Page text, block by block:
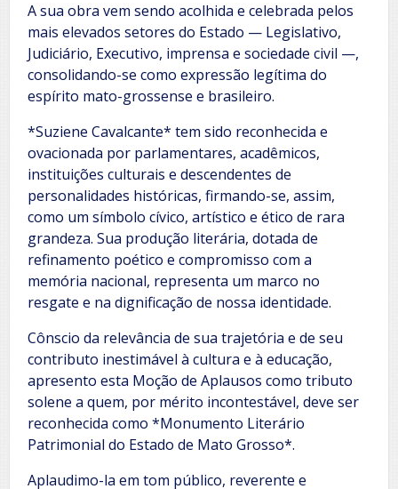
A sua obra vem sendo acolhida e celebrada pelos
mais elevados setores do Estado — Legislativo,
Judiciário, Executivo, imprensa e sociedade civil —,
consolidando-se como expressão legítima do
espírito mato-grossense e brasileiro.
*Suziene Cavalcante* tem sido reconhecida e
ovacionada por parlamentares, acadêmicos,
instituições culturais e descendentes de
personalidades históricas, firmando-se, assim,
como um símbolo cívico, artístico e ético de rara
grandeza. Sua produção literária, dotada de
refinamento poético e compromisso com a
memória nacional, representa um marco no
resgate e na dignificação de nossa identidade.
Cônscio da relevância de sua trajetória e de seu
contributo inestimável à cultura e à educação,
apresento esta Moção de Aplausos como tributo
solene a quem, por mérito incontestável, deve ser
reconhecida como *Monumento Literário
Patrimonial do Estado de Mato Grosso*.
Aplaudimo-la em tom público, reverente e